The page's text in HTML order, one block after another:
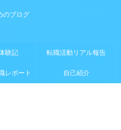
のブログ
験記 転職活動リアル報告
レポート 自己紹介